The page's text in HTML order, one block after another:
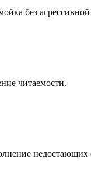
без
читаемости.
недостающих